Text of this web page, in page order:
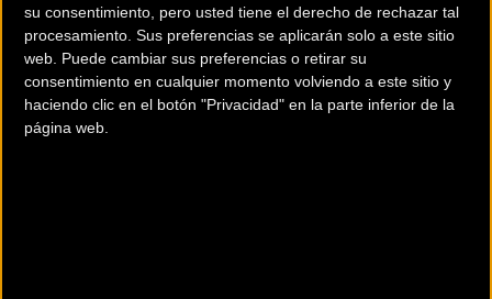
su consentimiento, pero usted tiene el derecho de rechazar tal
procesamiento. Sus preferencias se aplicarán solo a este sitio
web. Puede cambiar sus preferencias o retirar su
consentimiento en cualquier momento volviendo a este sitio y
haciendo clic en el botón "Privacidad" en la parte inferior de la
página web.
Comercios Bz Premium
ESCAPA BARCELONA NORD